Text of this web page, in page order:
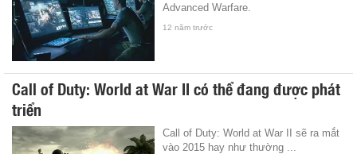
Advanced Warfare.
12 năm trước
Call of Duty: World at War II có thể đang được phát
triển
Call of Duty: World at War II sẽ ra mắt
vào 2015 hay như thường ...